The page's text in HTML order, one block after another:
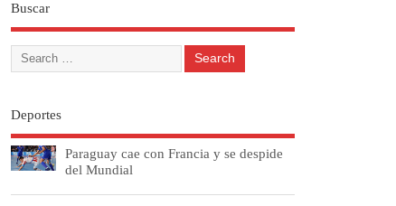
Buscar
Deportes
Paraguay cae con Francia y se despide
del Mundial